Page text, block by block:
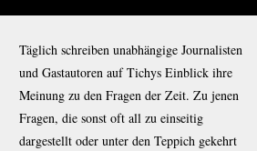
Täglich schreiben unabhängige Journalisten
und Gastautoren auf Tichys Einblick ihre
Meinung zu den Fragen der Zeit. Zu jenen
Fragen, die sonst oft all zu einseitig
dargestellt oder unter den Teppich gekehrt